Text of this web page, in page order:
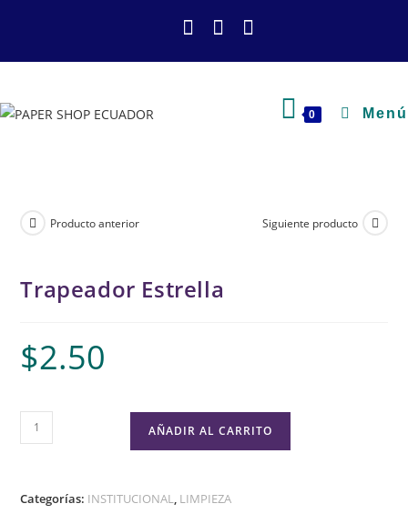
0 Menú
Producto anterior Siguiente producto
Trapeador Estrella
$2.50
AÑADIR AL CARRITO
Categorías: INSTITUCIONAL, LIMPIEZA